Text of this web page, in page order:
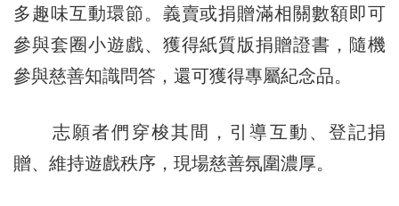
多趣味互動環節。義賣或捐贈滿相關數額即可
參與套圈小遊戲、獲得紙質版捐贈證書，隨機
參與慈善知識問答，還可獲得專屬紀念品。
志願者們穿梭其間，引導互動、登記捐
贈、維持遊戲秩序，現場慈善氛圍濃厚。